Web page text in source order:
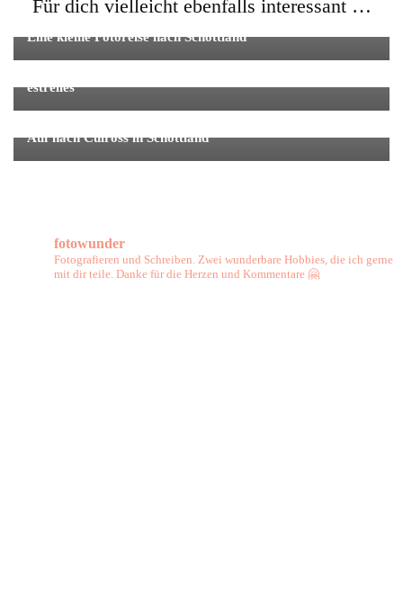
Für dich vielleicht ebenfalls interessant …
Bücher Fotos - Ausflüge und Reisen
Eine kleine Fotoreise nach Schottland
estrelles
Auf nach Culross in Schottland
fotowunder
Fotografieren und Schreiben. Zwei wunderbare Hobbies, die ich gerne
mit dir teile. Danke für die Herzen und Kommentare 🤗